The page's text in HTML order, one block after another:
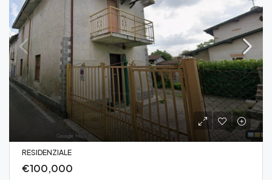
RESIDENZIALE
€100,000